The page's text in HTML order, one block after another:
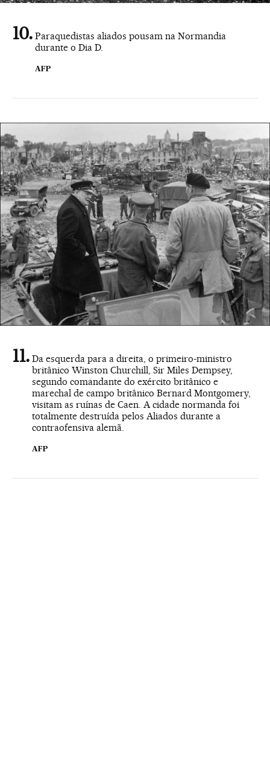
Paraquedistas aliados pousam na Normandia
durante o Dia D.
AFP
Da esquerda para a direita, o primeiro-ministro
britânico Winston Churchill, Sir Miles Dempsey,
segundo comandante do exército britânico e
marechal de campo britânico Bernard Montgomery,
visitam as ruínas de Caen. A cidade normanda foi
totalmente destruída pelos Aliados durante a
contraofensiva alemã.
AFP